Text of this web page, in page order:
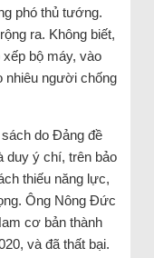
phó thủ tướng.
ra. Không biết,
bộ máy, vào
nhiêu người chống
do Đảng đề
duy ý chí, trên bảo
thiếu năng lực,
Ông Nông Đức
cơ bản thành
và đã thất bại.